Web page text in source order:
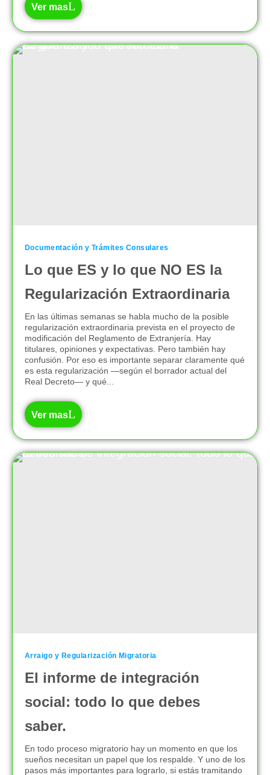
Ver mas
Documentación y Trámites Consulares
Lo que ES y lo que NO ES la
Regularización Extraordinaria
En las últimas semanas se habla mucho de la posible
regularización extraordinaria prevista en el proyecto de
modificación del Reglamento de Extranjería. Hay
titulares, opiniones y expectativas. Pero también hay
confusión. Por eso es importante separar claramente qué
es esta regularización —según el borrador actual del
Real Decreto— y qué...
Ver mas
Arraigo y Regularización Migratoria
El informe de integración
social: todo lo que debes
saber.
En todo proceso migratorio hay un momento en que los
sueños necesitan un papel que los respalde. Y uno de los
pasos más importantes para lograrlo, si estás tramitando